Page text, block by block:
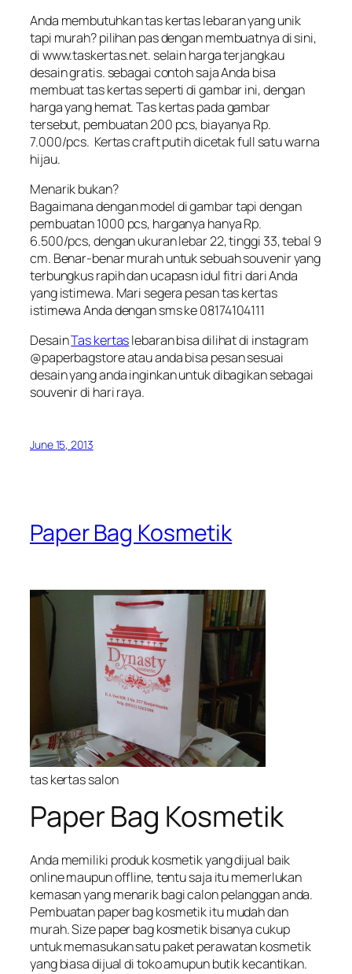
Anda membutuhkan tas kertas lebaran yang unik
tapi murah? pilihan pas dengan membuatnya di sini,
di www.taskertas.net. selain harga terjangkau
desain gratis. sebagai contoh saja Anda bisa
membuat tas kertas seperti di gambar ini, dengan
harga yang hemat. Tas kertas pada gambar
tersebut, pembuatan 200 pcs, biayanya Rp.
7.000/pcs. Kertas craft putih dicetak full satu warna
hijau.
Menarik bukan?
Bagaimana dengan model di gambar tapi dengan
pembuatan 1000 pcs, harganya hanya Rp.
6.500/pcs, dengan ukuran lebar 22, tinggi 33, tebal 9
cm. Benar-benar murah untuk sebuah souvenir yang
terbungkus rapih dan ucapasn idul fitri dari Anda
yang istimewa. Mari segera pesan tas kertas
istimewa Anda dengan sms ke 08174104111
DesainTas kertaslebaran bisa dilihat di instagram
@paperbagstore atau anda bisa pesan sesuai
desain yang anda inginkan untuk dibagikan sebagai
souvenir di hari raya.
June 15, 2013
Paper Bag Kosmetik
tas kertas salon
Paper Bag Kosmetik
Anda memiliki produk kosmetik yang dijual baik
online maupun offline, tentu saja itu memerlukan
kemasan yang menarik bagi calon pelanggan anda.
Pembuatan paper bag kosmetik itu mudah dan
murah. Size paper bag kosmetik bisanya cukup
untuk memasukan satu paket perawatan kosmetik
yang biasa dijual di toko amupun butik kecantikan.